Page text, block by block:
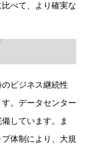
べて、より確実な
ビジネス継続性
す。データセンター
しています。ま
体制により、大規